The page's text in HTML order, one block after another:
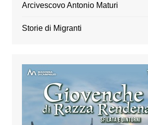
Arcivescovo Antonio Maturi
Storie di Migranti